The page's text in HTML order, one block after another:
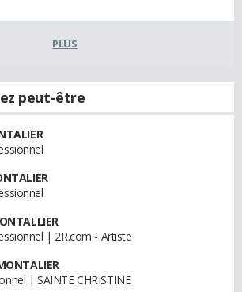
PLUS
peut-être
| 2R.com - Artiste
| SAINTE CHRISTINE